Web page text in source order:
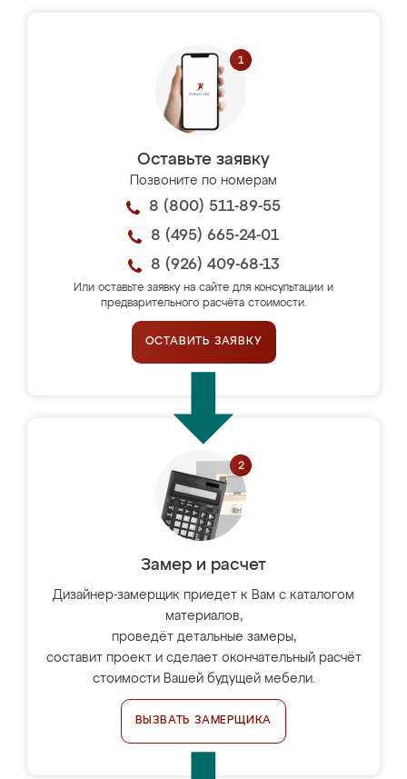
Оставьте заявку
Позвоните по номерам
8 (800) 511-89-55
8 (495) 665-24-01
8 (926) 409-68-13
Или оставьте заявку на сайте для консультации и
предварительного расчёта стоимости.
ОСТАВИТЬ ЗАЯВКУ
Замер и расчет
Дизайнер-замерщик приедет к Вам с каталогом
материалов,
проведёт детальные замеры,
составит проект и сделает окончательный расчёт
стоимости Вашей будущей мебели.
ВЫЗВАТЬ ЗАМЕРЩИКА